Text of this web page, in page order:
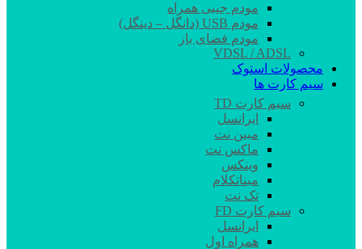
مودم جیبی همراه
مودم USB (دانگل – دینگل)
مودم فضای باز
VDSL / ADSL
محصولات استوک
سیم کارت ها
سیم کارت TD
ایرانسل
مبین نت
ماکس نت
وینکس
مبناتکلام
تک نت
سیم کارت FD
ایرانسل
همراه اول